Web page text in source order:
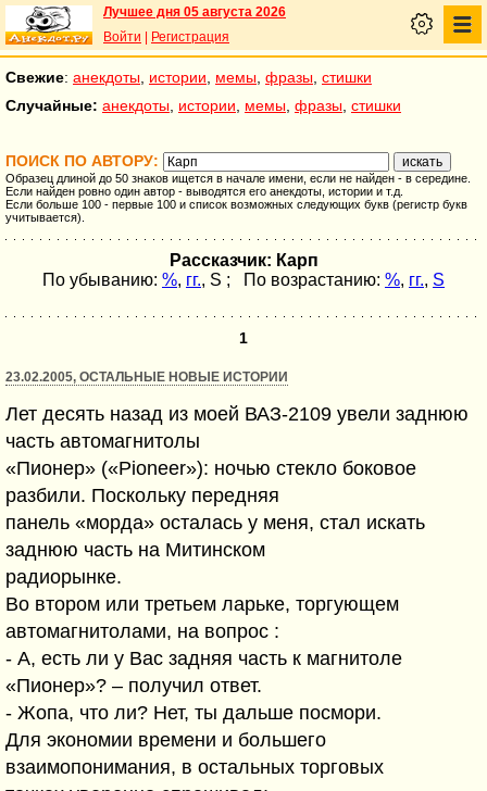
Лучшее дня 05 августа 2026
Войти
Регистрация
Свежие: анекдоты истории мемы фразы стишки
Случайные: анекдоты истории мемы фразы стишки
ПОИСК ПО АВТОРУ:
Образец длиной до 50 знаков ищется в начале имени, если не найден - в середине.
Если найден ровно один автор - выводятся его анекдоты, истории и т.д.
Если больше 100 - первые 100 и список возможных следующих букв (регистр букв
учитывается).
Рассказчик: Карп
По убыванию: %, гг., S ; По возрастанию: %, гг., S
1
23.02.2005, ОСТАЛЬНЫЕ НОВЫЕ ИСТОРИИ
Лет десять назад из моей ВАЗ-2109 увели заднюю
часть автомагнитолы
«Пионер» («Pioneer»): ночью стекло боковое
разбили. Поскольку передняя
панель «морда» осталась у меня, стал искать
заднюю часть на Митинском
радиорынке.
Во втором или третьем ларьке, торгующем
автомагнитолами, на вопрос :
- А, есть ли у Вас задняя часть к магнитоле
«Пионер»? – получил ответ.
- Жопа, что ли? Нет, ты дальше посмори.
Для экономии времени и большего
взаимопонимания, в остальных торговых